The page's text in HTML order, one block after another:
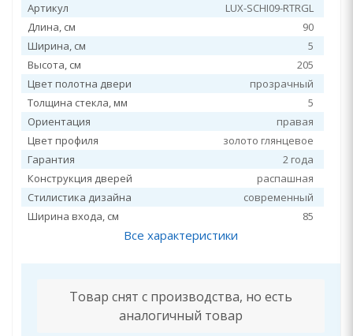
Артикул
LUX-SCHI09-RTRGL
Длина, см
90
Ширина, см
5
Высота, см
205
Цвет полотна двери
прозрачный
Толщина стекла, мм
5
Ориентация
правая
Цвет профиля
золото глянцевое
Гарантия
2 года
Конструкция дверей
распашная
Стилистика дизайна
современный
Ширина входа, см
85
Все характеристики
Товар снят с производства, но есть
аналогичный товар